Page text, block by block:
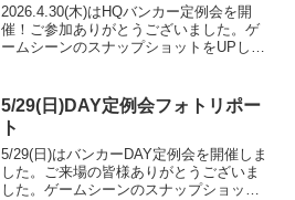
2026.4.30(木)はHQバンカー定例会を開
催！ご参加ありがとうございました。ゲ
ームシーンのスナップショットをUPしま
フォトアルバムをみる
5/29(日)DAY定例会フォトリポー
ト
5/29(日)はバンカーDAY定例会を開催しま
した。ご来場の皆様ありがとうございま
した。ゲームシーンのスナップショット